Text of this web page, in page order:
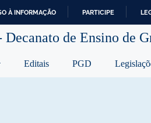
R
À INFORMAÇÃO PARTICIPE
Decanato de Ensino de
Editais PGD